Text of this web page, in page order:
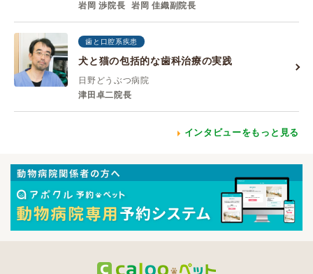
岩岡 渉院長
岩岡 佳織副院長
歯と口腔系疾患
犬と猫の包括的な歯科治療の実践
日野どうぶつ病院
津田卓二院長
インタビューをもっと見る